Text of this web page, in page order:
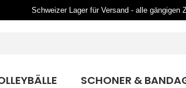
Schweizer Lager für Versand - alle gängigen
SCHONER &